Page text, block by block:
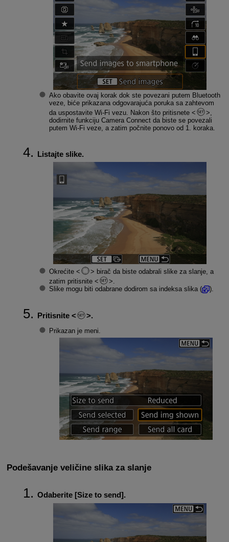
Ako obavite ovaj korak dok ste povezani putem Bluetooth
veze, biće prikazana odgovarajuća poruka sa zahtevom
da uspostavite Wi-Fi vezu. Nakon što pritisnete
,
dodirnite funkciju Camera Connect da biste se povezali
putem Wi-Fi veze, a zatim počnite ponovo od 1. koraka.
Listajte slike.
Okrećite
birač da biste odabrali slike za slanje, a
zatim pritisnite
.
Slike mogu biti odabrane dodirom sa indeksa slika (
).
Pritisnite .
Prikazan je meni.
Podešavanje veličine slika za slanje
Odaberite [Size to send].